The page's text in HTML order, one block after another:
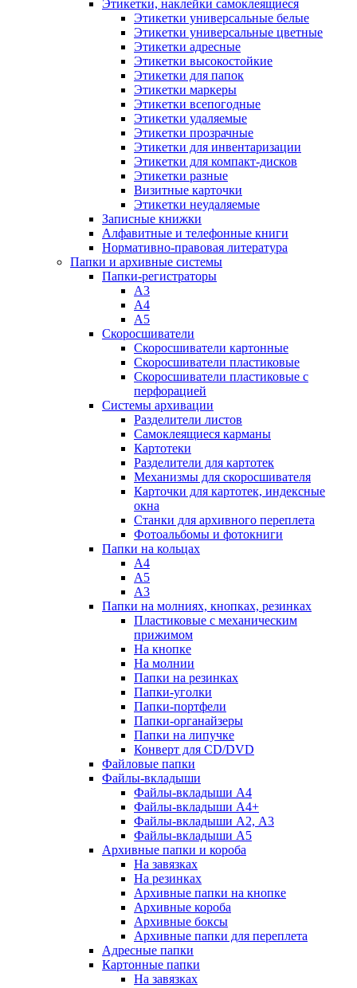
Этикетки, наклейки самоклеящиеся
Этикетки универсальные белые
Этикетки универсальные цветные
Этикетки адресные
Этикетки высокостойкие
Этикетки для папок
Этикетки маркеры
Этикетки всепогодные
Этикетки удаляемые
Этикетки прозрачные
Этикетки для инвентаризации
Этикетки для компакт-дисков
Этикетки разные
Визитные карточки
Этикетки неудаляемые
Записные книжки
Алфавитные и телефонные книги
Нормативно-правовая литература
Папки и архивные системы
Папки-регистраторы
А3
А4
А5
Скоросшиватели
Скоросшиватели картонные
Скоросшиватели пластиковые
Скоросшиватели пластиковые с
перфорацией
Системы архивации
Разделители листов
Самоклеящиеся карманы
Картотеки
Разделители для картотек
Механизмы для скоросшивателя
Карточки для картотек, индексные
окна
Станки для архивного переплета
Фотоальбомы и фотокниги
Папки на кольцах
А4
А5
А3
Папки на молниях, кнопках, резинках
Пластиковые с механическим
прижимом
На кнопке
На молнии
Папки на резинках
Папки-уголки
Папки-портфели
Папки-органайзеры
Папки на липучке
Конверт для CD/DVD
Файловые папки
Файлы-вкладыши
Файлы-вкладыши А4
Файлы-вкладыши А4+
Файлы-вкладыши А2, А3
Файлы-вкладыши А5
Архивные папки и короба
На завязках
На резинках
Архивные папки на кнопке
Архивные короба
Архивные боксы
Архивные папки для переплета
Адресные папки
Картонные папки
На завязках